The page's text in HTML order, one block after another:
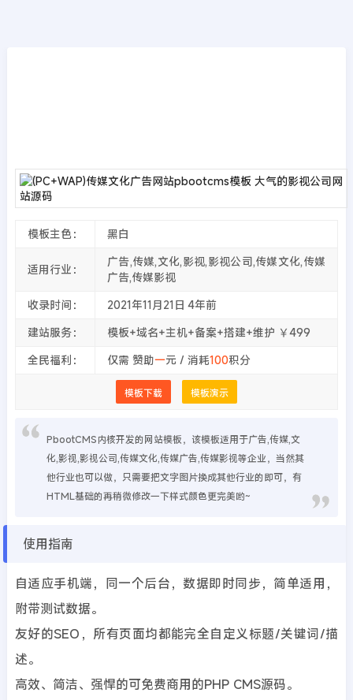
模板主色： 黑白
适用行业：
广告,传媒,文化,影视,影视公司,传媒文化,传媒
广告,传媒影视
收录时间：
2021年11月21日 4年前
建站服务：
模板+域名+主机+备案+搭建+维护 ￥499
全民福利：
仅需 赞助一元 / 消耗100积分
模板下载 模板演示
PbootCMS内核开发的网站模板，该模板适用于广告,传媒,文
化,影视,影视公司,传媒文化,传媒广告,传媒影视等企业，当然其
他行业也可以做，只需要把文字图片换成其他行业的即可，有
HTML基础的再稍微修改一下样式颜色更完美哟~
使用指南
自适应手机端，同一个后台，数据即时同步，简单适用，
附带测试数据。
友好的SEO，所有页面均都能完全自定义标题/关键词/描
述。
高效、简洁、强悍的可免费商用的PHP CMS源码。